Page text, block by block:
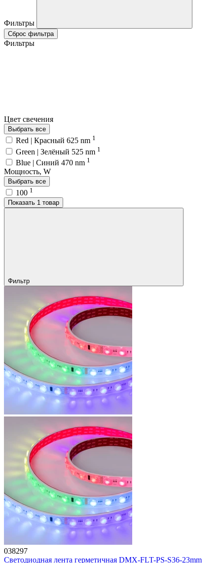
Фильтры
Сброс фильтра
Фильтры
Цвет свечения
Выбрать все
Red | Красный 625 nm 1
Green | Зелёный 525 nm 1
Blue | Синий 470 nm 1
Мощность, W
Выбрать все
100 1
Показать 1 товар
Фильтр
038297
Светодиодная лента герметичная DMX-FLT-PS-S36-23mm